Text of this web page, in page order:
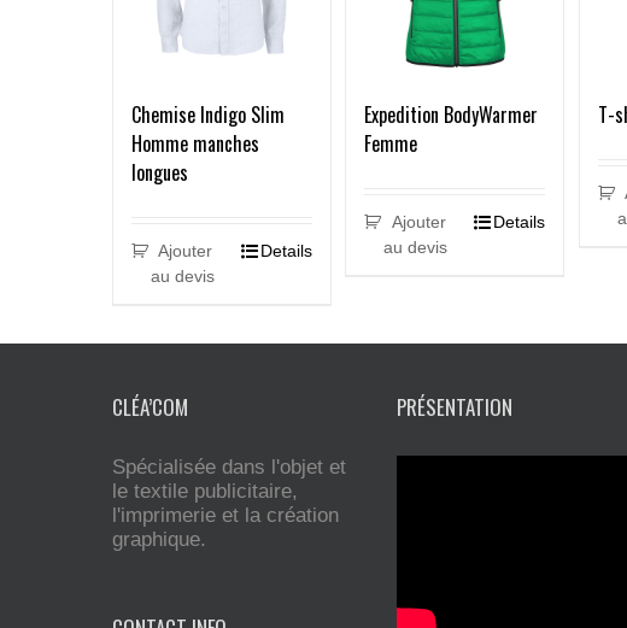
Chemise Indigo Slim
Homme manches
longues
Ajouter
au devis
Details
Expedition BodyWarmer
Femme
Ajouter
au devis
Details
T-
CLÉA’COM
Spécialisée dans l'objet et
le textile publicitaire,
l'imprimerie et la création
graphique.
PRÉSENTATION